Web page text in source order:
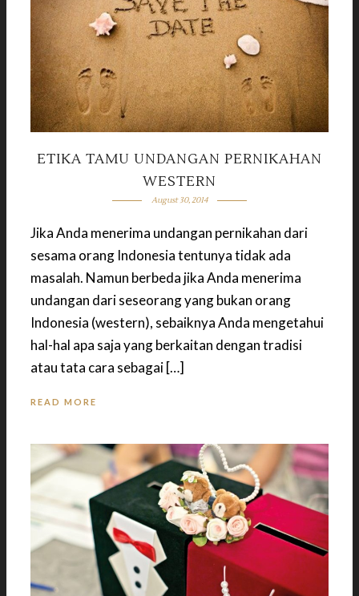
ETIKA TAMU UNDANGAN PERNIKAHAN
WESTERN
August 30, 2014
Jika Anda menerima undangan pernikahan dari
sesama orang Indonesia tentunya tidak ada
masalah. Namun berbeda jika Anda menerima
undangan dari seseorang yang bukan orang
Indonesia (western), sebaiknya Anda mengetahui
hal-hal apa saja yang berkaitan dengan tradisi
atau tata cara sebagai […]
READ MORE